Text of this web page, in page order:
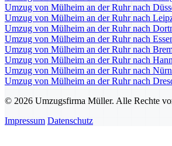
Umzug von Mülheim an der Ruhr nach
Umzug von Mülheim an der Ruhr nach
Umzug von Mülheim an der Ruhr nach
Umzug von Mülheim an der Ruhr nach
Umzug von Mülheim an der Ruhr nach
Umzug von Mülheim an der Ruhr nach
Umzug von Mülheim an der Ruhr nach
Umzug von Mülheim an der Ruhr nach
© 2026 Umzugsfirma Müller. Alle Rechte
Impressum Datenschutz